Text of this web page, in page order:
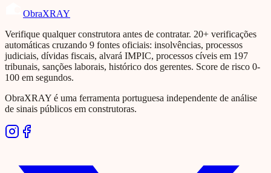
ObraXRAY
Verifique qualquer construtora antes de contratar. 20+ verificações
automáticas cruzando 9 fontes oficiais: insolvências, processos
judiciais, dívidas fiscais, alvará IMPIC, processos cíveis em 197
tribunais, sanções laborais, histórico dos gerentes. Score de risco 0-
100 em segundos.
ObraXRAY é uma ferramenta portuguesa independente de análise
de sinais públicos em construtoras.